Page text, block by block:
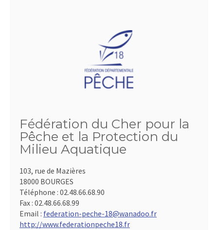
Fédération du Cher pour la
Pêche et la Protection du
Milieu Aquatique
103, rue de Mazières
18000 BOURGES
Téléphone : 02.48.66.68.90
Fax : 02.48.66.68.99
Email : federation-peche-18@wanadoo.fr
http://www.federationpeche18.fr